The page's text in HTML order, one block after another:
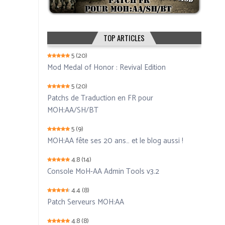
TOP ARTICLES
5(20)
Mod Medal of Honor : Revival Edition
5(20)
Patchs de Traduction en FR pour
MOH:AA/SH/BT
5(9)
MOH:AA fête ses 20 ans… et le blog aussi !
4.8(14)
Console MoH-AA Admin Tools v3.2
4.4(8)
Patch Serveurs MOH:AA
4.8(8)